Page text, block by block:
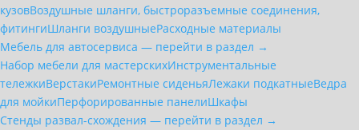
кузовВоздушные шланги, быстроразъемные соединения,
фитингиШланги воздушныеРасходные материалы
Мебель для автосервиса — перейти в раздел →
Набор мебели для мастерскихИнструментальные
тележкиВерстакиРемонтные сиденьяЛежаки подкатныеВедра
для мойкиПерфорированные панелиШкафы
Стенды развал-схождения — перейти в раздел →